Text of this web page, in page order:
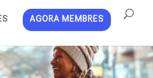
AGORA MEMBRES